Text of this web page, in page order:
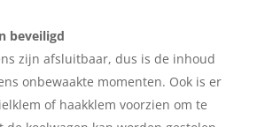
beveiligd
zijn afsluitbaar, dus is de inhoud
onbewaakte momenten. Ook is er
of haakklem voorzien om te